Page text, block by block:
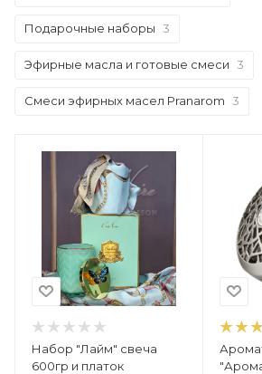
Подарочные наборы 3
Эфирные масла и готовые смеси 3
Смеси эфирных масел Pranarom 3
Набор "Лайм" свеча
600гр и платок